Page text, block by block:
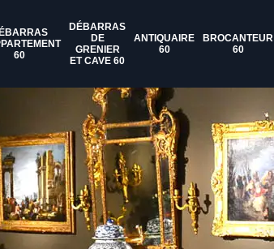
60
DÉBARRAS
DE
GRENIER
ET CAVE 60
ANTIQUAIRE
60
BROCANTEUR
60